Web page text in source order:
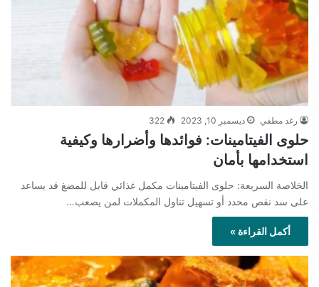
رغد مطفي ديسمبر 10, 2023 322
حلوى الفيتامينات: فوائدها وأضرارها وكيفية
استخدامها بأمان
الخلاصة السريعة: حلوى الفيتامينات مكمل غذائي قابل للمضغ قد يساعد
على سد نقص محدد أو تسهيل تناول المكملات لمن يصعب…
أكمل القراءة »